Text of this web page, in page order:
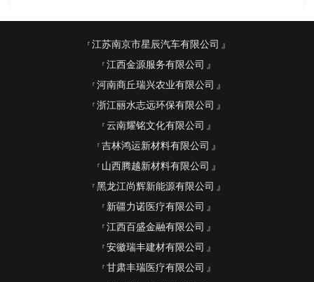
江苏南京市星辰汽车有限公司
江西金源服务有限公司
河南商丘瑞兴农业有限公司
浙江丽水志远环保有限公司
云南耀铭文化有限公司
吉林鸿运新材料有限公司
山西腾越新材料有限公司
黑龙江尚辉新能源有限公司
新疆力诺医疗有限公司
江西百盛金融有限公司
安徽瑞丰建材有限公司
甘肃丰瑞医疗有限公司